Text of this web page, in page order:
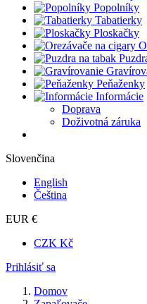
Popolníky
Tabatierky
Ploskačky
Peňaženky
Informácie
Doprava
Doživotná záruka
Slovenčina
English
Čeština
EUR €
CZK Kč
Prihlásiť sa
Domov